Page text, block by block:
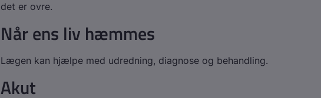
det er ovre.
Når ens liv hæmmes
Lægen kan hjælpe med udredning, diagnose og behandling.
Akut